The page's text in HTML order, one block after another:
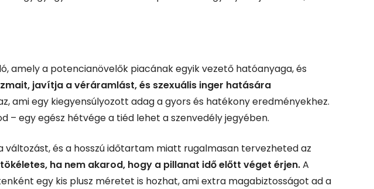
amely a potencianövelők piacának egyik vezető hatóanyaga, és
javítja a véráramlást, és szexuális inger hatására
ami egy kiegyensúlyozott adag a gyors és hatékony eredményekhez.
– egy egész hétvége a tiéd lehet a szenvedély jegyében.
és a hosszú időtartam miatt rugalmasan tervezheted az
ha nem akarod, hogy a pillanat idő előtt véget érjen.A
egy kis plusz méretet is hozhat, ami extra magabiztosságot ad a